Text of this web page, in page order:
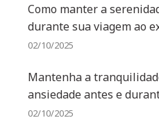
Como manter a
durante sua viagem ao
02/10/2025
Mantenha a
ansiedade antes e
02/10/2025